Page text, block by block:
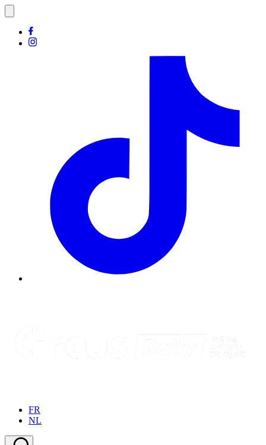
FR
NL